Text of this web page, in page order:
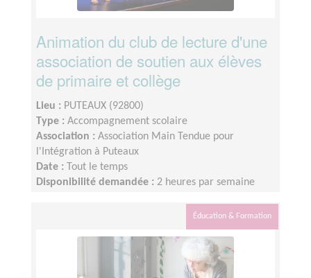
Animation du club de lecture d'une
association de soutien aux élèves
de primaire et collège
Lieu : PUTEAUX (92800)
Type : Accompagnement scolaire
Association : Association Main Tendue pour
l'Intégration à Puteaux
Date :
Tout le temps
Disponibilité demandée : 2 heures par semaine
Éducation & Formation